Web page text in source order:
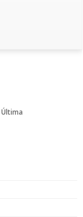
Última